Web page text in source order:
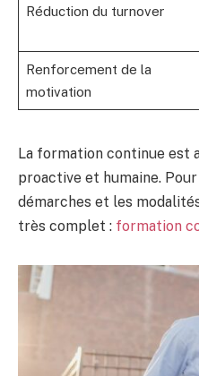
Réduction du turnover
Renforcement de la
motivation
La formation continue est
proactive et humaine.
démarches et les
très complet : formation